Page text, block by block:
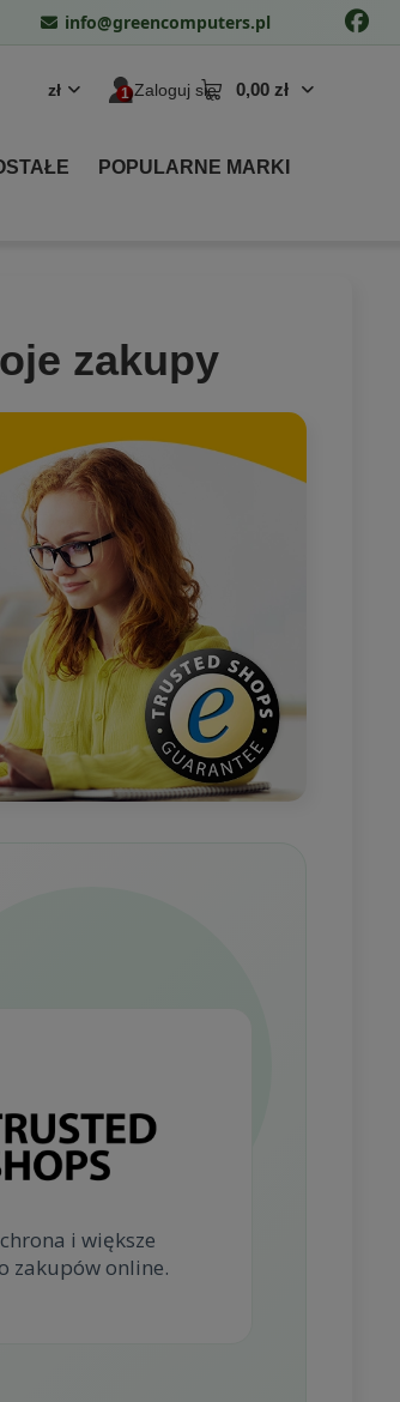
zł Zaloguj się 0,00 zł
POPULARNE MARKI
zakupy
i większe
zakupów online.
info@greencomputers.pl